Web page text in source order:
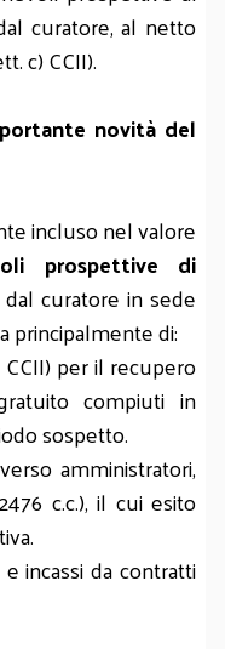
curatore, al netto
c) CCII).
novità del
incluso nel valore
prospettive di
dal curatore in sede
principalmente di:
per il recupero
compiuti in
sospetto.
amministratori,
c.c.), il cui esito
da contratti